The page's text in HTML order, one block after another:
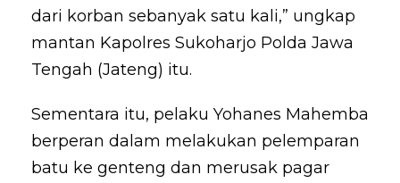
dari korban sebanyak satu kali,” ungkap
mantan Kapolres Sukoharjo Polda Jawa
Tengah (Jateng) itu.
Sementara itu, pelaku Yohanes Mahemba
berperan dalam melakukan pelemparan
batu ke genteng dan merusak pagar